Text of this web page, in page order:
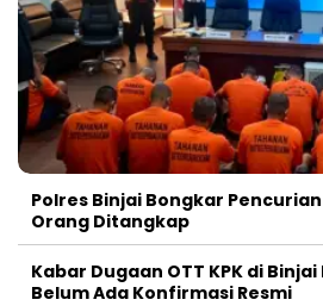
Polres Binjai Bongkar
Orang Ditangkap
Kabar Dugaan OTT KPK di
Belum Ada Konfirmasi Resmi